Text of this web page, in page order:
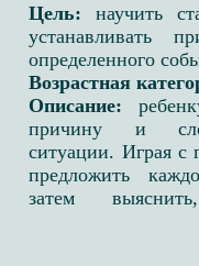
Цель:научить
устанавливать
определенного
Возрастная
Описание:
причину и
ситуации. Играя с
предложить
затем